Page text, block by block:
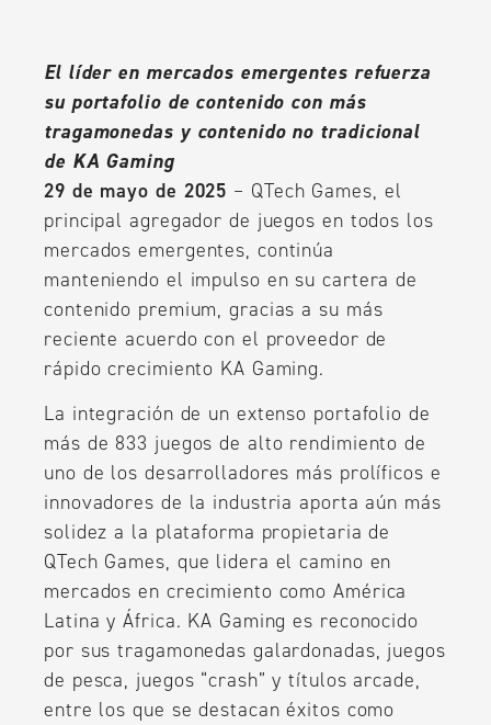
El líder en mercados emergentes refuerza
su portafolio de contenido con más
tragamonedas y contenido no tradicional
de KA Gaming
29 de mayo de 2025 – QTech Games, el
principal agregador de juegos en todos los
mercados emergentes, continúa
manteniendo el impulso en su cartera de
contenido premium, gracias a su más
reciente acuerdo con el proveedor de
rápido crecimiento KA Gaming.
La integración de un extenso portafolio de
más de 833 juegos de alto rendimiento de
uno de los desarrolladores más prolíficos e
innovadores de la industria aporta aún más
solidez a la plataforma propietaria de
QTech Games, que lidera el camino en
mercados en crecimiento como América
Latina y África. KA Gaming es reconocido
por sus tragamonedas galardonadas, juegos
de pesca, juegos “crash” y títulos arcade,
entre los que se destacan éxitos como